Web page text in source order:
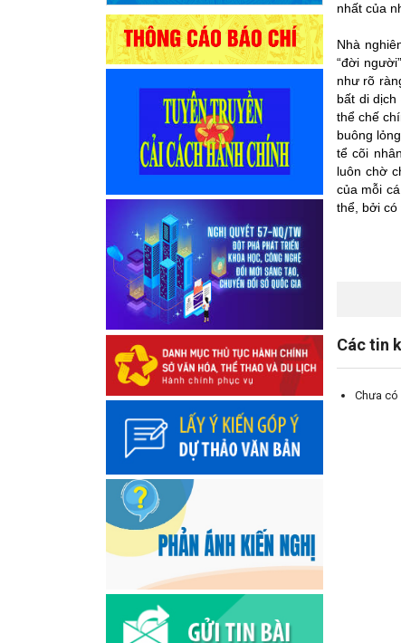
nhất của
Nhà
“đời
như rõ
bất di
thể chế
buông
tể cõi
luôn chờ
của mỗi
thể, bởi có
Các tin
Chưa